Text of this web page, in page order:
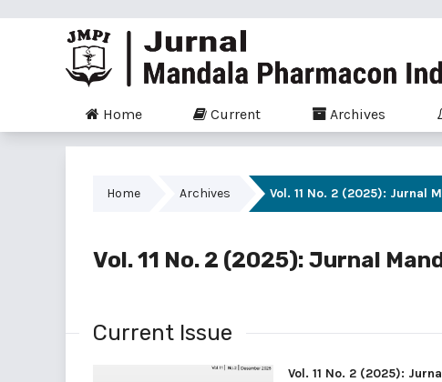
Home Current Archives
Home Archives Vol. 11 No. 2 (2025): Jurnal
Vol. 11 No. 2 (2025): Jurnal
Current Issue
Vol. 11 No. 2 (2025):